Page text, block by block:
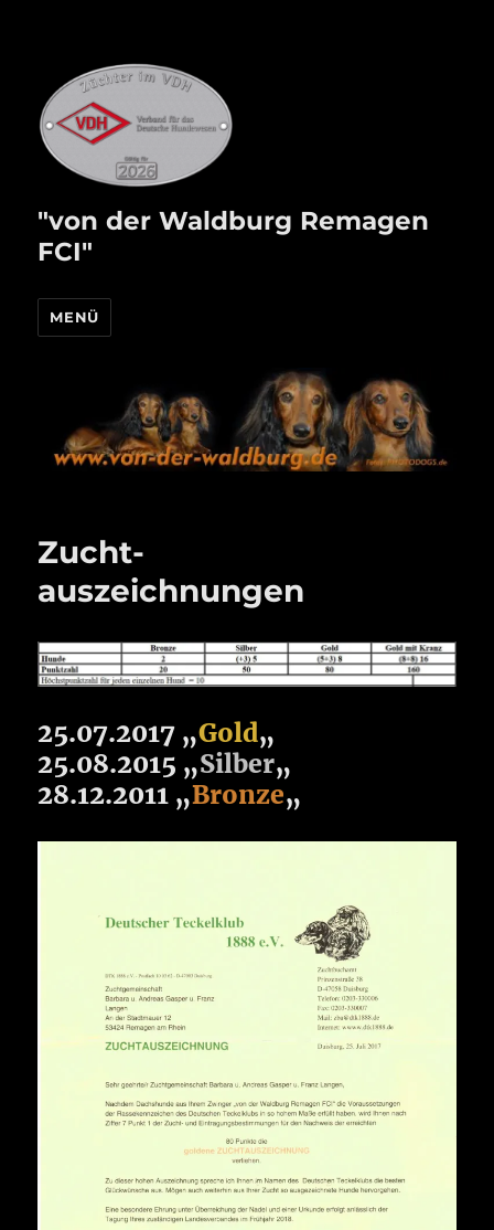
"von der Waldburg Remagen
FCI"
MENÜ
Zucht-
auszeichnungen
25.07.2017 „Gold„
25.08.2015 „Silber„
28.12.2011 „Bronze„